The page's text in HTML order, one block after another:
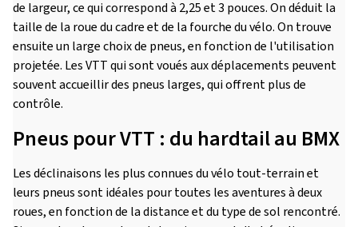
de largeur, ce qui correspond à 2,25 et 3 pouces. On déduit la
taille de la roue du cadre et de la fourche du vélo. On trouve
ensuite un large choix de pneus, en fonction de l'utilisation
projetée. Les VTT qui sont voués aux déplacements peuvent
souvent accueillir des pneus larges, qui offrent plus de
contrôle.
Pneus pour VTT : du hardtail au BMX
Les déclinaisons les plus connues du vélo tout-terrain et
leurs pneus sont idéales pour toutes les aventures à deux
roues, en fonction de la distance et du type de sol rencontré.